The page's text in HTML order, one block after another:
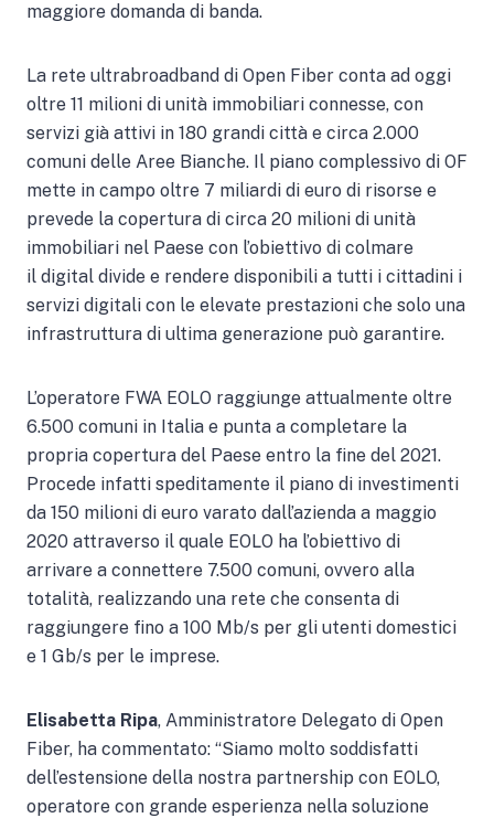
maggiore domanda di banda.
La rete ultrabroadband di Open Fiber conta ad oggi
oltre 11 milioni di unità immobiliari connesse, con
servizi già attivi in 180 grandi città e circa 2.000
comuni delle Aree Bianche. Il piano complessivo di OF
mette in campo oltre 7 miliardi di euro di risorse e
prevede la copertura di circa 20 milioni di unità
immobiliari nel Paese con l’obiettivo di colmare
il digital divide e rendere disponibili a tutti i cittadini i
servizi digitali con le elevate prestazioni che solo una
infrastruttura di ultima generazione può garantire.
L’operatore FWA EOLO raggiunge attualmente oltre
6.500 comuni in Italia e punta a completare la
propria copertura del Paese entro la fine del 2021.
Procede infatti speditamente il piano di investimenti
da 150 milioni di euro varato dall’azienda a maggio
2020 attraverso il quale EOLO ha l’obiettivo di
arrivare a connettere 7.500 comuni, ovvero alla
totalità, realizzando una rete che consenta di
raggiungere fino a 100 Mb/s per gli utenti domestici
e 1 Gb/s per le imprese.
Elisabetta Ripa, Amministratore Delegato di Open
Fiber, ha commentato: “Siamo molto soddisfatti
dell’estensione della nostra partnership con EOLO,
operatore con grande esperienza nella soluzione